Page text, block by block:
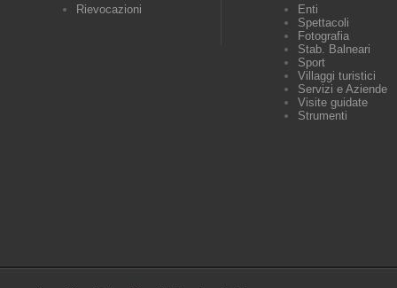
Rievocazioni
Enti
Spettacoli
Fotografia
Stab. Balneari
Sport
Villaggi turistici
Servizi e Aziende
Visite guidate
Strumenti